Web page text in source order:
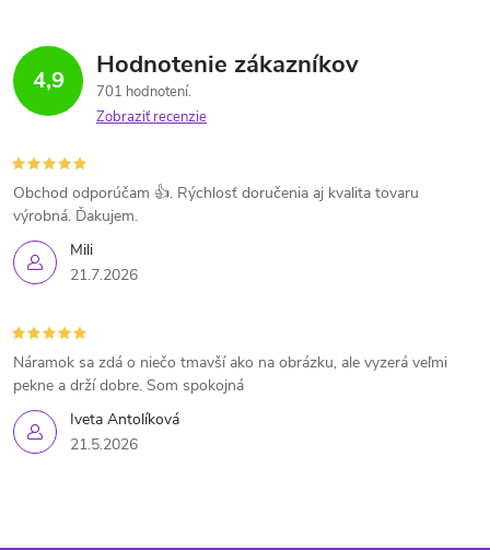
4,9 Hodnotenie zákazníkov
701 hodnotení
Zobraziť recenzie
Mili
21.7.2026
Obchod odporúčam 👍. Rýchlosť doručenia aj kvalita tovaru
výrobná. Ďakujem.
Iveta Antolíková
21.5.2026
Náramok sa zdá o niečo tmavší ako na obrázku, ale vyzerá veľmi
pekne a drží dobre. Som spokojná